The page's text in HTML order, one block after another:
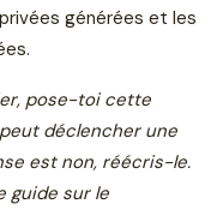
générées et les
pose-toi cette
déclencher une
est non, réécris-le.
guide sur le